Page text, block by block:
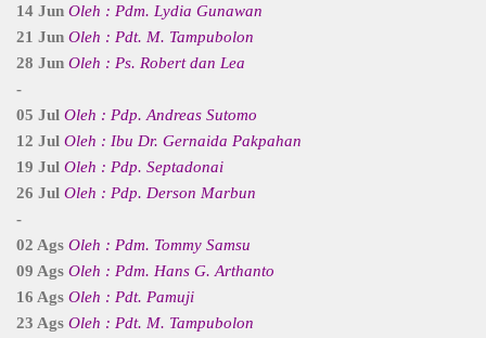
14 Jun Oleh : Pdm. Lydia Gunawan
21 Jun Oleh : Pdt. M. Tampubolon
28 Jun Oleh : Ps. Robert dan Lea
-
05 Jul Oleh : Pdp. Andreas Sutomo
12 Jul Oleh : Ibu Dr. Gernaida Pakpahan
19 Jul Oleh : Pdp. Septadonai
26 Jul Oleh : Pdp. Derson Marbun
-
02 Ags Oleh : Pdm. Tommy Samsu
09 Ags Oleh : Pdm. Hans G. Arthanto
16 Ags Oleh : Pdt. Pamuji
23 Ags Oleh : Pdt. M. Tampubolon